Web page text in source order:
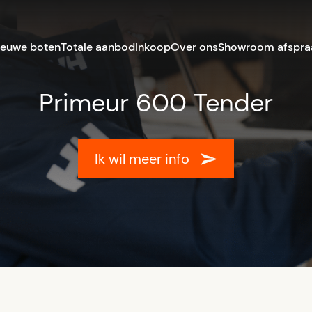
botenTotale aanbodInkoopOver onsShowroom
Primeur 600 Tender
Ik wil meer info